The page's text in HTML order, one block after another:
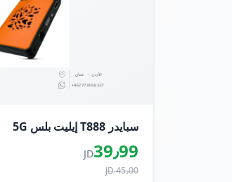
سبايدر T888 إيليت بلس 5G
39٫99JD
45٫00 JD